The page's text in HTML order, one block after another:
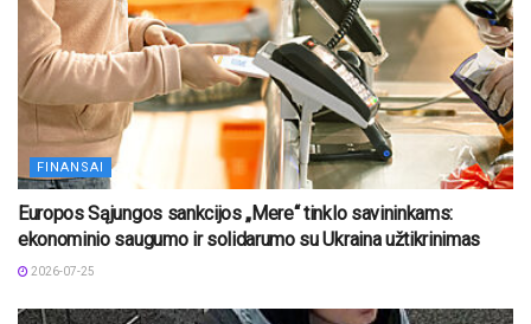
FINANSAI
Europos Sąjungos sankcijos „Mere“ tinklo savininkams:
ekonominio saugumo ir solidarumo su Ukraina užtikrinimas
2026-07-25